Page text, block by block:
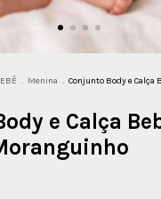
. Menina . Conjunto Body e Calça
e Calça